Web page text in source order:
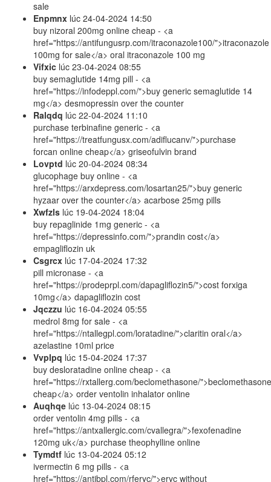
sale
Enpmnx lúc 24-04-2024 14:50
buy nizoral 200mg online cheap - <a
href="https://antifungusrp.com/itraconazole100/">itraconazole
100mg for sale</a> oral itraconazole 100 mg
Vifxic lúc 23-04-2024 08:55
buy semaglutide 14mg pill - <a
href="https://infodeppl.com/">buy generic semaglutide 14
mg</a> desmopressin over the counter
Ralqdq lúc 22-04-2024 11:10
purchase terbinafine generic - <a
href="https://treatfungusx.com/adiflucanv/">purchase
forcan online cheap</a> griseofulvin brand
Lovptd lúc 20-04-2024 08:34
glucophage buy online - <a
href="https://arxdepress.com/losartan25/">buy generic
hyzaar over the counter</a> acarbose 25mg pills
Xwfzls lúc 19-04-2024 18:04
buy repaglinide 1mg generic - <a
href="https://depressinfo.com/">prandin cost</a>
empagliflozin uk
Csgrcx lúc 17-04-2024 17:32
pill micronase - <a
href="https://prodeprpl.com/dapagliflozin5/">cost forxiga
10mg</a> dapagliflozin cost
Jqczzu lúc 16-04-2024 05:55
medrol 8mg for sale - <a
href="https://ntallegpl.com/loratadine/">claritin oral</a>
azelastine 10ml price
Vvplpq lúc 15-04-2024 17:37
buy desloratadine online cheap - <a
href="https://rxtallerg.com/beclomethasone/">beclomethasone
cheap</a> order ventolin inhalator online
Auqhqe lúc 13-04-2024 08:15
order ventolin 4mg pills - <a
href="https://antxallergic.com/cvallegra/">fexofenadine
120mg uk</a> purchase theophylline online
Tymdtf lúc 13-04-2024 05:12
ivermectin 6 mg pills - <a
href="https://antibpl.com/rferyc/">eryc without